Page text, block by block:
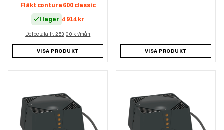
Fläkt contura 600 classic
I lager 4 914 kr
Delbetala fr. 253,00 kr/mån
VISA PRODUKT VISA PRODUKT